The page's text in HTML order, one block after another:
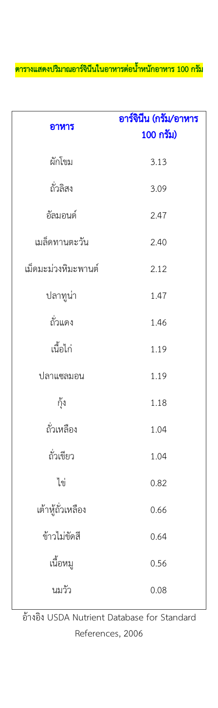
ตารางแสดงปริมาณอาร์จินีนในอาหารต่อน้ำหนักอาหาร 100 กรัม
อาหาร
อาร์จินีน (กรัม/อาหาร
100 กรัม)
ผักโขม
3.13
ถั่วลิสง
3.09
อัลมอนด์
2.47
เมล็ดทานตะวัน
2.40
เม็ดมะม่วงหิมะพานต์
2.12
ปลาทูน่า
1.47
ถั่วแดง
1.46
เนื้อไก่
1.19
ปลาแซลมอน
1.19
กุ้ง
1.18
ถั่วเหลือง
1.04
ถั่วเขียว
1.04
ไข่
0.82
เต้าหู้ถั่วเหลือง
0.66
ข้าวไม่ขัดสี
0.64
เนื้อหมู
0.56
นมวัว
0.08
อ้างอิง USDA Nutrient Database for Standard
References, 2006